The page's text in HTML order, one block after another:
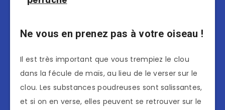
Ne vous en prenez pas à votre oiseau !
Il est très important que vous trempiez le clou
dans la fécule de maïs, au lieu de le verser sur le
clou. Les substances poudreuses sont salissantes,
et si on en verse, elles peuvent se retrouver sur le